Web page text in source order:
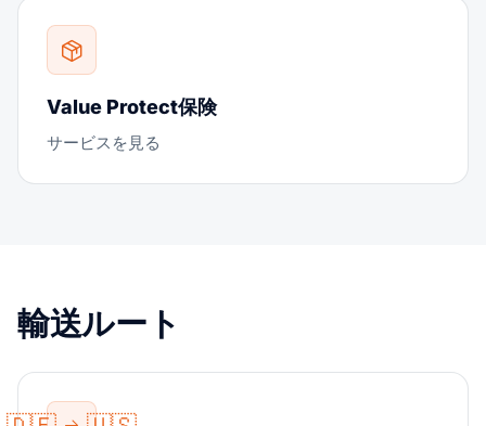
Value Protect保険
サービスを見る
輸送ルート